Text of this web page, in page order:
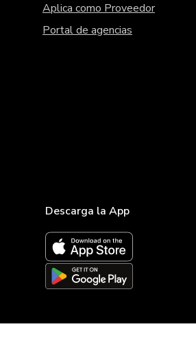
Aplica como Proveedor
Portal de agencias
Descarga la App